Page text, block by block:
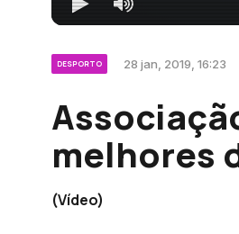
DESPORTO 28 jan, 2019, 16:23
melhores
(Vídeo)